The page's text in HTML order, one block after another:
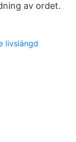
av ordet.
livslängd